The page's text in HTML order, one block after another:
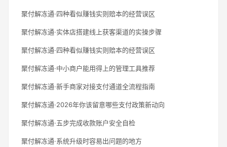
聚付解冻通·四种看似赚钱实则赔本的经营误区
聚付解冻通·实体店搭建线上获客渠道的实操步骤
聚付解冻通·四种看似赚钱实则赔本的经营误区
聚付解冻通·中小商户能用得上的管理工具推荐
聚付解冻通·新手商家对接支付通道全流程指南
聚付解冻通·2026年你该留意哪些支付政策新动向
聚付解冻通·五步完成收款账户安全自检
聚付解冻通·系统升级时容易出问题的地方